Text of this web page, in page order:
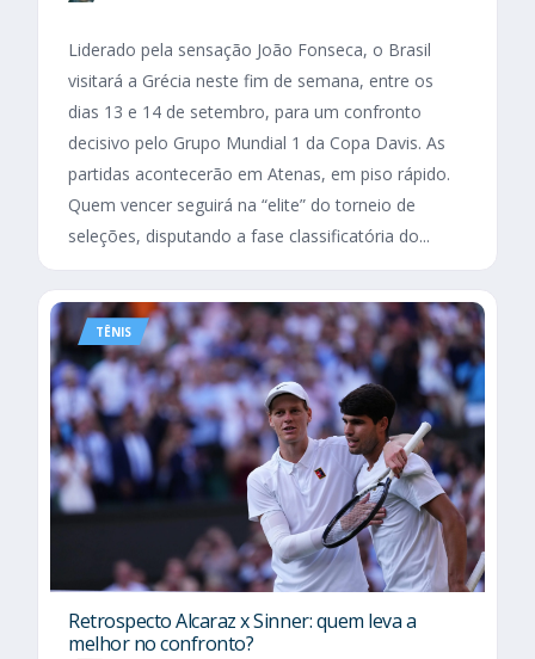
Liderado pela sensação João Fonseca, o Brasil
visitará a Grécia neste fim de semana, entre os
dias 13 e 14 de setembro, para um confronto
decisivo pelo Grupo Mundial 1 da Copa Davis. As
partidas acontecerão em Atenas, em piso rápido.
Quem vencer seguirá na “elite” do torneio de
seleções, disputando a fase classificatória do...
TÊNIS
Retrospecto Alcaraz x Sinner: quem leva a
melhor no confronto?